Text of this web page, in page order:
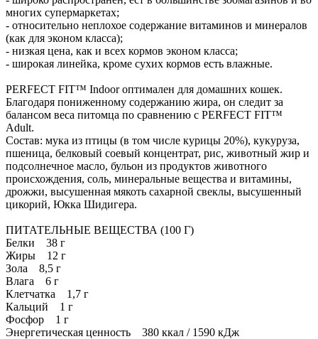
многих супермаркетах;
- относительно неплохое содержание витаминов и минералов
(как для эконом класса);
- низкая цена, как и всех кормов эконом класса;
- широкая линейка, кроме сухих кормов есть влажные.
PERFECT FIT™ Indoor оптимален для домашних кошек.
Благодаря пониженному содержанию жира, он следит за
балансом веса питомца по сравнению с PERFECT FIT™
Adult.
Состав: мука из птицы (в том числе курицы 20%), кукуруза,
пшеница, белковый соевый концентрат, рис, животный жир и
подсолнечное масло, бульон из продуктов животного
происхождения, соль, минеральные вещества и витамины,
дрожжи, высушенная мякоть сахарной свеклы, высушенный
цикорий, Юкка Шидигера.
ПИТАТЕЛЬНЫЕ ВЕЩЕСТВА (100 Г)
Белки 38 г
Жиры 12 г
Зола 8,5 г
Влага 6 г
Клетчатка 1,7 г
Кальций 1 г
Фосфор 1 г
Энергетическая ценность 380 ккал / 1590 кДж